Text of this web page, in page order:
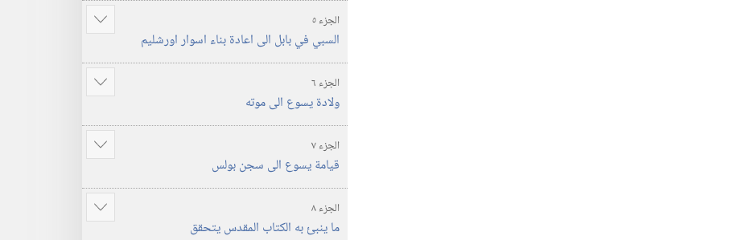
الجزء ٥
السبي في بابل الى اعادة بناء اسوار اورشليم
عرض
الجزء ٦
ولادة يسوع الى موته
عرض
الجزء ٧
قيامة يسوع الى سجن بولس
عرض
الجزء ٨
ما ينبئ به الكتاب المقدس يتحقق
عرض